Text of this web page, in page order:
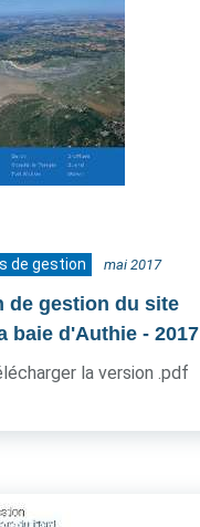
de gestion mai 2017
de gestion du site
baie d'Authie - 2017
la version .pdf